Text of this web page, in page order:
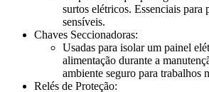
surtos elétricos. Essenciais para
sensíveis.
Chaves Seccionadoras:
Usadas para isolar um painel
alimentação durante a
ambiente seguro para trabalhos
Relés de Proteção: